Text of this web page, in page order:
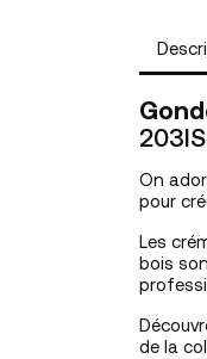
On
pour
Les
bois
de la